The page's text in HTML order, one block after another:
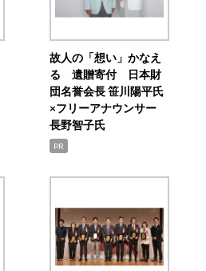
故人の「想い」かなえ
る 遺贈寄付 日本財
団名誉会長 笹川陽平氏
×フリーアナウンサー
長野智子氏
PR